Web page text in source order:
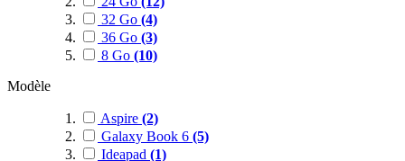
32 Go (4)
36 Go (3)
8 Go (10)
Modèle
Aspire (2)
Galaxy Book 6 (5)
Ideapad (1)